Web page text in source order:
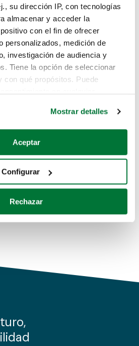
su dirección IP, con tecnologías
almacenar y acceder la
con el fin de ofrecer
personalizados, medición de
investigación de audiencia y
Tiene la opción de seleccionar
con qué propósitos. Puede
quisiéramos:
sobre su ubicación geográfica
analizándolo activamente
específicas (huellas
sobre cómo se procesan sus
que haga del sitio web con
sociales, publicidad y análisis
Mostrar detalles
Aceptar
Configurar
Rechazar
no sabemos como
hasta aquí.
el coche que estás
de estos enlaces: